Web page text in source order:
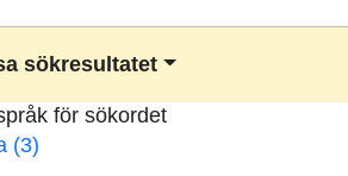
sökresultatet
för sökordet
(3)